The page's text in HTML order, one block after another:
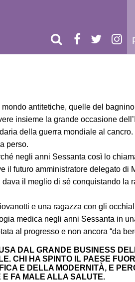
antitetiche, quelle del
insieme la grande occasione
della guerra mondiale al cancro.
perso.
negli anni Sessanta così lo
il futuro amministratore delegato di
il meglio di sé conquistando la
e una ragazza con gli
medica negli anni Sessanta in
al progresso e non ancora “da
DAL GRANDE BUSINESS
CHI HA SPINTO IL PAESE
E DELLA MODERNITÀ, E
E FA MALE ALLA SALUTE.